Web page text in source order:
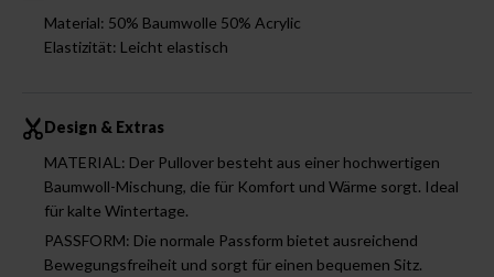
Material: 50% Baumwolle 50% Acrylic
Elastizität: Leicht elastisch
Design & Extras
MATERIAL: Der Pullover besteht aus einer hochwertigen
Baumwoll-Mischung, die für Komfort und Wärme sorgt. Ideal
für kalte Wintertage.
PASSFORM: Die normale Passform bietet ausreichend
Bewegungsfreiheit und sorgt für einen bequemen Sitz.